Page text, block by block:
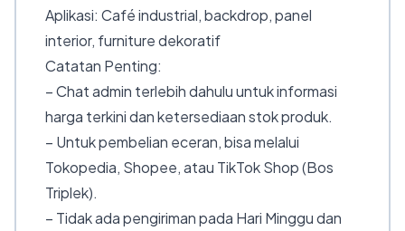
Aplikasi: Café industrial, backdrop, panel
interior, furniture dekoratif
Catatan Penting:
– Chat admin terlebih dahulu untuk informasi
harga terkini dan ketersediaan stok produk.
– Untuk pembelian eceran, bisa melalui
Tokopedia, Shopee, atau TikTok Shop (Bos
Triplek).
– Tidak ada pengiriman pada Hari Minggu dan